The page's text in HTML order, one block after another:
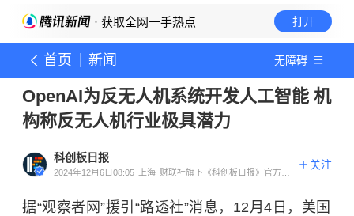
· 获取全网一手热点 打开
首页 新闻 无障碍
OpenAI为反无人机系统开发人工智能 机
构称反无人机行业极具潜力
科创板日报
2024年12月6日08:05 上海 财联社旗下《科创板日报》官方账
关注
据“观察者网”援引“路透社”消息，12月4日，美国